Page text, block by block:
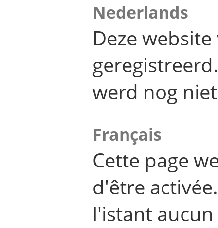
Nederlands
Deze
werd nog
Français
Cette page
d'être
l'istant